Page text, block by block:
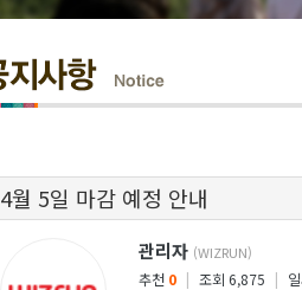
4월 5일 마감 예정 안내
관리자 (WIZRUN)
추천 0 | 조회 6,875 |